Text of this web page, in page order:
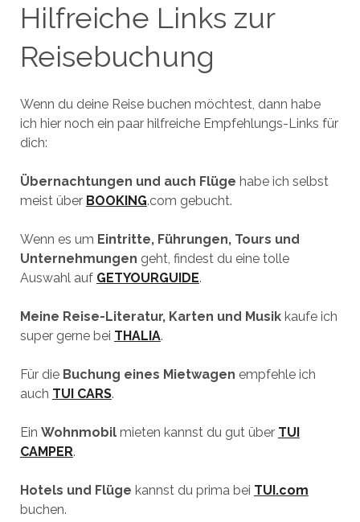
Hilfreiche Links zur
Reisebuchung
Wenn du deine Reise buchen möchtest, dann habe
ich hier noch ein paar hilfreiche Empfehlungs-Links für
dich:
Übernachtungen und auch Flüge habe ich selbst
meist über BOOKING.com gebucht.
Wenn es um Eintritte, Führungen, Tours und
Unternehmungen geht, findest du eine tolle
Auswahl auf GETYOURGUIDE.
Meine Reise-Literatur, Karten und Musikkaufe ich
super gerne bei THALIA.
Für die Buchung eines Mietwagen empfehle ich
auch TUI CARS.
Ein Wohnmobilmieten kannst du gut über TUI
CAMPER.
Hotels und Flüge kannst du prima bei TUI.com
buchen.